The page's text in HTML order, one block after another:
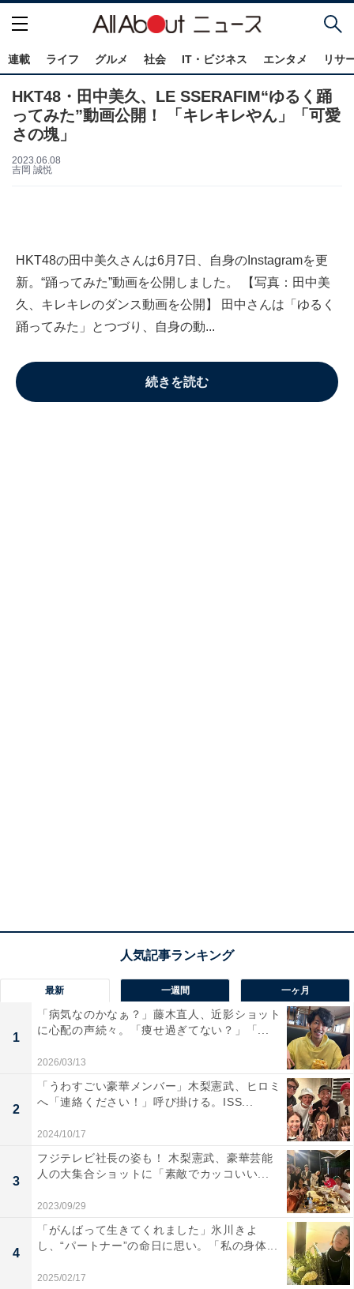
連載 ライフ グルメ 社会 IT・ビジネス エンタメ リサ
HKT48・田中美久、LE SSERAFIM“ゆるく踊
ってみた”動画公開！ 「キレキレやん」「可愛
さの塊」
2023.06.08
吉岡 誠悦
HKT48の田中美久さんは6月7日、自身のInstagramを更
新。“踊ってみた”動画を公開しました。 【写真：田中美
久、キレキレのダンス動画を公開】 田中さんは「ゆるく
踊ってみた」とつづり、自身の動...
続きを読む
最新 一週間 一ヶ月
1
「病気なのかなぁ？」藤木直人、近影ショット
に心配の声続々。「痩せ過ぎてない？」「...
2026/03/13
2
「うわすごい豪華メンバー」木梨憲武、ヒロミ
へ「連絡ください！」呼び掛ける。ISS...
2024/10/17
3
フジテレビ社長の姿も！ 木梨憲武、豪華芸能
人の大集合ショットに「素敵でカッコいい...
2023/09/29
4
「がんばって生きてくれました」氷川きよ
し、“パートナー”の命日に思い。「私の身体...
2025/02/17